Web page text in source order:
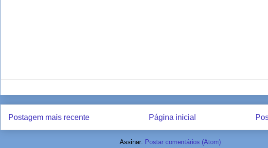
Postagem mais recente Página inicial
Assinar: Postar comentários (Atom)